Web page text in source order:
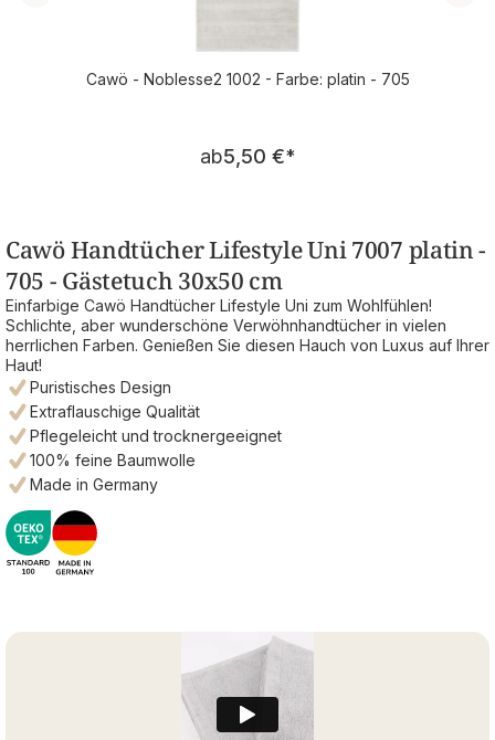
Cawö - Noblesse2 1002 - Farbe: platin - 705
Regulärer Preis:
ab5,50 €*
Cawö Handtücher Lifestyle Uni 7007 platin -
705 - Gästetuch 30x50 cm
Einfarbige Cawö Handtücher Lifestyle Uni zum Wohlfühlen!
Schlichte, aber wunderschöne Verwöhnhandtücher in vielen
herrlichen Farben. Genießen Sie diesen Hauch von Luxus auf Ihrer
Haut!
Puristisches Design
Extraflauschige Qualität
Pflegeleicht und trocknergeeignet
100% feine Baumwolle
Made in Germany